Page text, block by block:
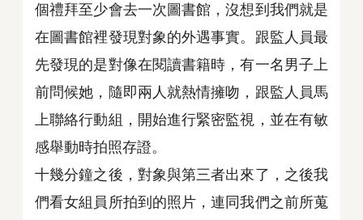
個禮拜至少會去一次圖書館，沒想到我們就是
在圖書館裡發現對象的外遇事實。跟監人員最
先發現的是對像在閱讀書籍時，有一名男子上
前問候她，隨即兩人就熱情擁吻，跟監人員馬
上聯絡行動組，開始進行緊密監視，並在有敏
感舉動時拍照存證。
十幾分鐘之後，對象與第三者出來了，之後我
們看女組員所拍到的照片，連同我們之前所蒐